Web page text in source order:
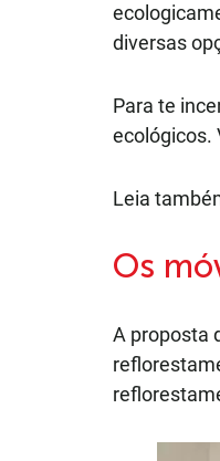
diversas
Para te
ecológicos.
Leia
Os
A proposta